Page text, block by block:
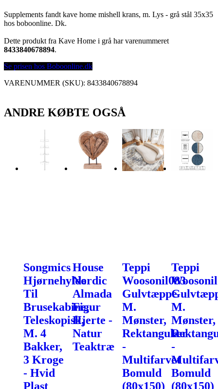
Supplements fandt kave home mishell krans, m. Lys - grå stål 35x35
hos boboonline. Dk.
Dette produkt fra Kave Home i grå har varenummeret
8433840678894.
Se prisen hos Boboonline.dk
VARENUMMER (SKU): 8433840678894
ANDRE KØBTE OGSÅ
Songmics
Hjørnehylde
Til
Brusekabine,
Teleskopisk,
M. 4
Bakker,
3 Kroge
- Hvid
Plast
House
Nordic
Almada
Figur
Hjerte -
Natur
Teaktræ
Teppi
Woosonil083
Gulvtæppe
M.
Mønster,
Rektangulær
-
Multifarvet
Bomuld
(80x150)
Teppi
M.
Mønster,
-
Bomuld
(80x150)